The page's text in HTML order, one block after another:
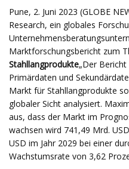
Pune, 2. Juni 2023 (GLOBE
Research, ein globales
Marktforschungsbericht zum
Stahllangprodukte„Der
Primärdaten und
Markt für Stahllangprodukte
globaler Sicht analysiert.
aus, dass der Markt im
wachsen wird 741,49 Mrd.
USD im Jahr 2029 bei einer
Wachstumsrate von 3,62